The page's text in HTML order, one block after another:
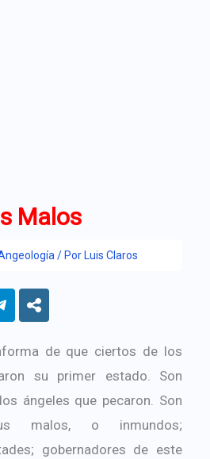
Malos
/ Por Luis Claros
de que ciertos de los
su primer estado. Son
ángeles que pecaron. Son
malos, o inmundos;
gobernadores de este